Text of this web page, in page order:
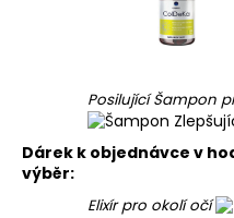
Posilující Šampon
Dárek k objednávce v
výběr:
Elixír pro okolí očí